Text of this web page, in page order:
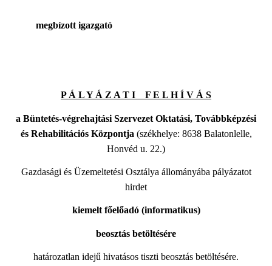
megbízott igazgató
P Á L Y Á Z A T I F E L H Í V Á S
a Büntetés-végrehajtási Szervezet Oktatási, Továbbképzési
és Rehabilitációs Központja (székhelye: 8638 Balatonlelle,
Honvéd u. 22.)
Gazdasági és Üzemeltetési Osztálya állományába pályázatot
hirdet
kiemelt főelőadó (informatikus)
beosztás betöltésére
határozatlan idejű hivatásos tiszti beosztás betöltésére.